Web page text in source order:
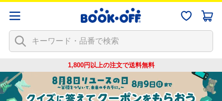
1,800円以上の注文で送料無料